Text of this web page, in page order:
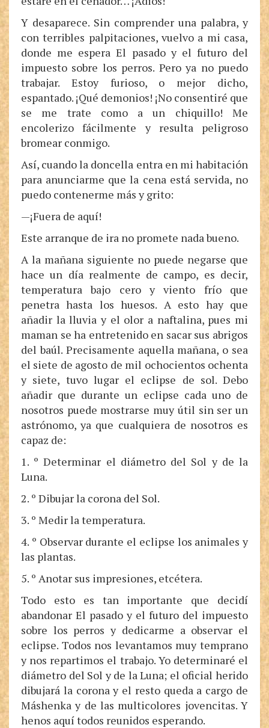
Y desaparece. Sin comprender una palabra, y
con terribles palpitaciones, vuelvo a mi casa,
donde me espera El pasado y el futuro del
impuesto sobre los perros. Pero ya no puedo
trabajar. Estoy furioso, o mejor dicho,
espantado. ¡Qué demonios! ¡No consentiré que
se me trate como a un chiquillo! Me
encolerizo fácilmente y resulta peligroso
bromear conmigo.
Así, cuando la doncella entra en mi habitación
para anunciarme que la cena está servida, no
puedo contenerme más y grito:
—¡Fuera de aquí!
Este arranque de ira no promete nada bueno.
A la mañana siguiente no puede negarse que
hace un día realmente de campo, es decir,
temperatura bajo cero y viento frío que
penetra hasta los huesos. A esto hay que
añadir la lluvia y el olor a naftalina, pues mi
maman se ha entretenido en sacar sus abrigos
del baúl. Precisamente aquella mañana, o sea
el siete de agosto de mil ochocientos ochenta
y siete, tuvo lugar el eclipse de sol. Debo
añadir que durante un eclipse cada uno de
nosotros puede mostrarse muy útil sin ser un
astrónomo, ya que cualquiera de nosotros es
capaz de:
1. º Determinar el diámetro del Sol y de la
Luna.
2. º Dibujar la corona del Sol.
3. º Medir la temperatura.
4. º Observar durante el eclipse los animales y
las plantas.
5. º Anotar sus impresiones, etcétera.
Todo esto es tan importante que decidí
abandonar El pasado y el futuro del impuesto
sobre los perros y dedicarme a observar el
eclipse. Todos nos levantamos muy temprano
y nos repartimos el trabajo. Yo determinaré el
diámetro del Sol y de la Luna; el oficial herido
dibujará la corona y el resto queda a cargo de
Máshenka y de las multicolores jovencitas. Y
henos aquí todos reunidos esperando.